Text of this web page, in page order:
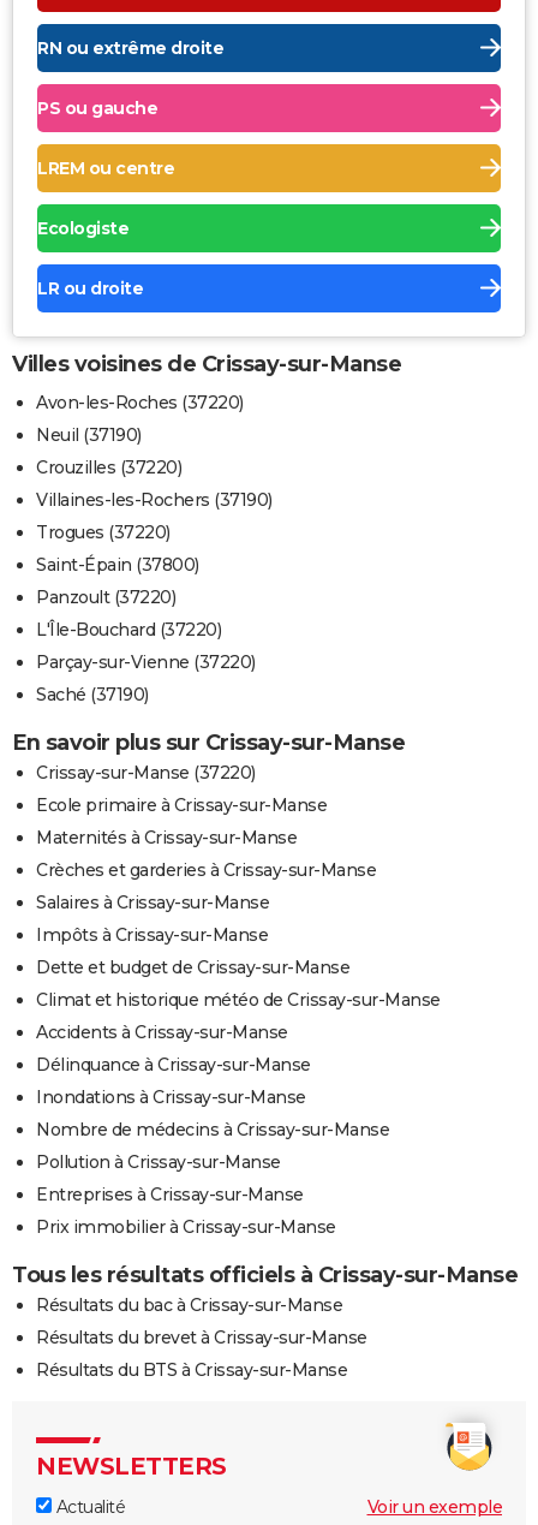
RN ou extrême droite
PS ou gauche
LREM ou centre
Ecologiste
LR ou droite
Villes voisines de Crissay-sur-Manse
Avon-les-Roches (37220)
Neuil (37190)
Crouzilles (37220)
Villaines-les-Rochers (37190)
Trogues (37220)
Saint-Épain (37800)
Panzoult (37220)
L'Île-Bouchard (37220)
Parçay-sur-Vienne (37220)
Saché (37190)
En savoir plus sur Crissay-sur-Manse
Crissay-sur-Manse (37220)
Ecole primaire à Crissay-sur-Manse
Maternités à Crissay-sur-Manse
Crèches et garderies à Crissay-sur-Manse
Salaires à Crissay-sur-Manse
Impôts à Crissay-sur-Manse
Dette et budget de Crissay-sur-Manse
Climat et historique météo de Crissay-sur-Manse
Accidents à Crissay-sur-Manse
Délinquance à Crissay-sur-Manse
Inondations à Crissay-sur-Manse
Nombre de médecins à Crissay-sur-Manse
Pollution à Crissay-sur-Manse
Entreprises à Crissay-sur-Manse
Prix immobilier à Crissay-sur-Manse
Tous les résultats officiels à Crissay-sur-Manse
Résultats du bac à Crissay-sur-Manse
Résultats du brevet à Crissay-sur-Manse
Résultats du BTS à Crissay-sur-Manse
NEWSLETTERS
Actualité
Voir un exemple